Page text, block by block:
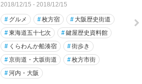
2018/12/15 - 2018/12/15
# グルメ #枚方宿 # 大阪歴史街道
#東海道五十七次 #鍵屋歴史資料館
# くらわんか船湊宿 #街歩き
#京街道・大坂街道 #枚方市街
#河内・大阪